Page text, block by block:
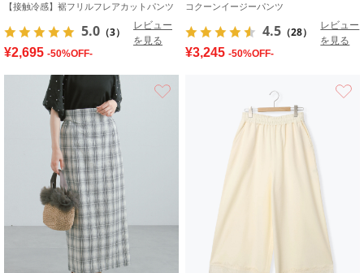
【接触冷感】裾フリルフレアカットパンツ
5.0 （3）
レビュー
を見る
¥2,695 -50%OFF-
コクーンイージーパンツ
4.5 （28）
レビュー
を見る
¥3,245 -50%OFF-